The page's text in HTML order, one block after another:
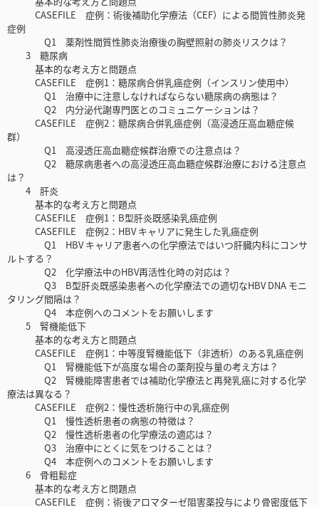
CASEFILE 症例：術後補助化学療法（CEF）による間質性肺炎発
症例
Q1 薬剤性間質性肺炎治療後の胸壁照射の肺炎リスクは？
3 糖尿病
基本的な考え方と問題点
CASEFILE 症例1：糖尿病合併乳癌症例（インスリン使用中）
Q1 治療中に注意しなければならない糖尿病の病態は？
Q2 内分泌代謝専門医とのコミュニケーションは？
CASEFILE 症例2：糖尿病合併乳癌症例（高浸透圧高血糖症候
群）
Q1 高浸透圧高血糖症候群治療での注意点は？
Q2 糖尿病患者への高浸透圧高血糖症候群治療における注意点
は？
4 肝炎
基本的な考え方と問題点
CASEFILE 症例1：B型肝炎既感染乳癌症例
CASEFILE 症例2：HBV キャリアに発生した乳癌症例
Q1 HBV キャリア患者への化学療法ではいつ肝臓内科にコンサ
ルトする？
Q2 化学療法中のHBV再活性化時の対応は？
Q3 B型肝炎既感染患者への化学療法での適切なHBV DNA モニ
タリング間隔は？
Q4 本症例へのコメントをお願いします
5 腎機能低下
基本的な考え方と問題点
CASEFILE 症例1：中等度腎機能低下（非透析）のある乳癌症例
Q1 腎機能低下が高度な場合の薬剤投与量の考え方は？
Q2 腎機能障害患者では補助化学療法と再発乳癌に対する化学
療法は異なる？
CASEFILE 症例2：慢性透析施行中の乳癌症例
Q1 慢性透析患者の病態の特徴は？
Q2 慢性透析患者の化学療法の適応は？
Q3 治療中にとくに気をつけることは？
Q4 本症例へのコメントをお願いします
6 骨粗鬆症
基本的な考え方と問題点
CASEFILE 症例：術後アロマターゼ阻害薬投与により骨密度低下